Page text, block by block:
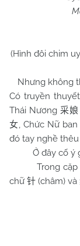
(Hình đôi chim
Nhưng không
Có truyền
Thái Nương 采娘
女, Chức Nữ
đó tay nghề
Ở đây cố ý
Trong cặp đối
chữ针 (châm) và
Quy